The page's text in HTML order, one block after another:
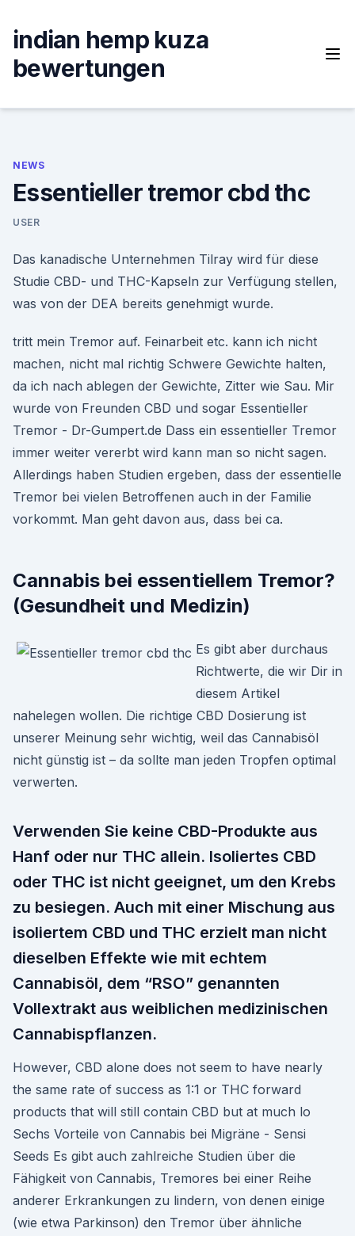
content
indian hemp kuza
bewertungen
NEWS
Essentieller tremor cbd thc
USER
Das kanadische Unternehmen Tilray wird für diese
Studie CBD- und THC-Kapseln zur Verfügung stellen,
was von der DEA bereits genehmigt wurde.
tritt mein Tremor auf. Feinarbeit etc. kann ich nicht
machen, nicht mal richtig Schwere Gewichte halten,
da ich nach ablegen der Gewichte, Zitter wie Sau. Mir
wurde von Freunden CBD und sogar Essentieller
Tremor - Dr-Gumpert.de Dass ein essentieller Tremor
immer weiter vererbt wird kann man so nicht sagen.
Allerdings haben Studien ergeben, dass der essentielle
Tremor bei vielen Betroffenen auch in der Familie
vorkommt. Man geht davon aus, dass bei ca.
Cannabis bei essentiellem Tremor?
(Gesundheit und Medizin)
Es gibt aber durchaus
Richtwerte, die wir Dir in
diesem Artikel
nahelegen wollen. Die richtige CBD Dosierung ist
unserer Meinung sehr wichtig, weil das Cannabisöl
nicht günstig ist – da sollte man jeden Tropfen optimal
verwerten.
Verwenden Sie keine CBD-Produkte aus
Hanf oder nur THC allein. Isoliertes CBD
oder THC ist nicht geeignet, um den Krebs
zu besiegen. Auch mit einer Mischung aus
isoliertem CBD und THC erzielt man nicht
dieselben Effekte wie mit echtem
Cannabisöl, dem “RSO” genannten
Vollextrakt aus weiblichen medizinischen
Cannabispflanzen.
However, CBD alone does not seem to have nearly
the same rate of success as 1:1 or THC forward
products that will still contain CBD but at much lo
Sechs Vorteile von Cannabis bei Migräne - Sensi
Seeds Es gibt auch zahlreiche Studien über die
Fähigkeit von Cannabis, Tremores bei einer Reihe
anderer Erkrankungen zu lindern, von denen einige
(wie etwa Parkinson) den Tremor über ähnliche